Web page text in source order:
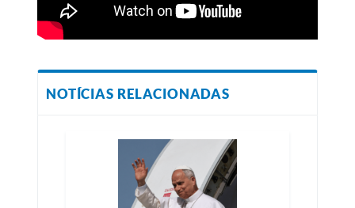
NOTÍCIAS RELACIONADAS